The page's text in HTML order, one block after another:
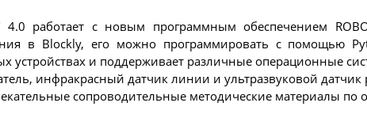
4.0 работает с новым программным обеспечением
в Blockly, его можно программировать с помощью
устройствах и поддерживает различные операционные
инфракрасный датчик линии и ультразвуковой датчик
сопроводительные методические материалы по